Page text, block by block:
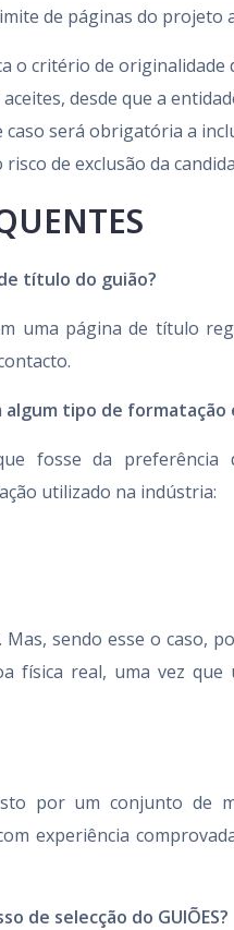
de páginas do projeto
o critério de originalidade
desde que a
será obrigatória a
de exclusão da
título do guião?
uma página de título
tipo de formatação
fosse da
utilizado na indústria:
sendo esse o caso,
física real, uma vez que
por um conjunto de
experiência
de selecção do GUIÕES?